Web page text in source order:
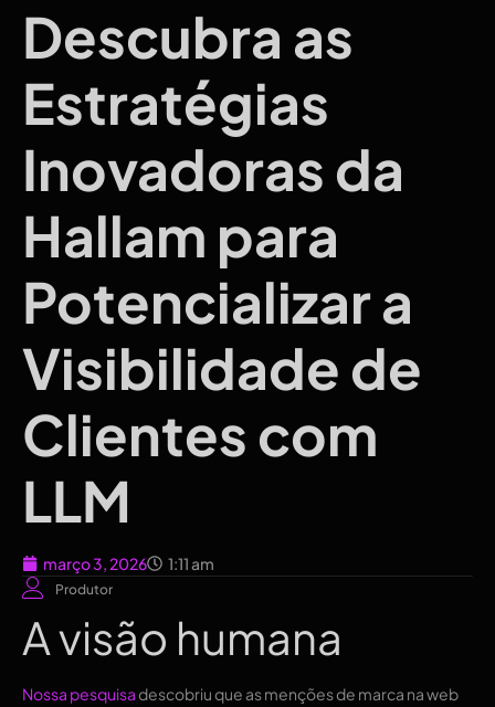
Descubra as
Estratégias
Inovadoras da
Hallam para
Potencializar a
Visibilidade de
Clientes com
LLM
março 3, 2026 1:11 am
Produtor
A visão humana
Nossa pesquisadescobriu que as menções de marca na web